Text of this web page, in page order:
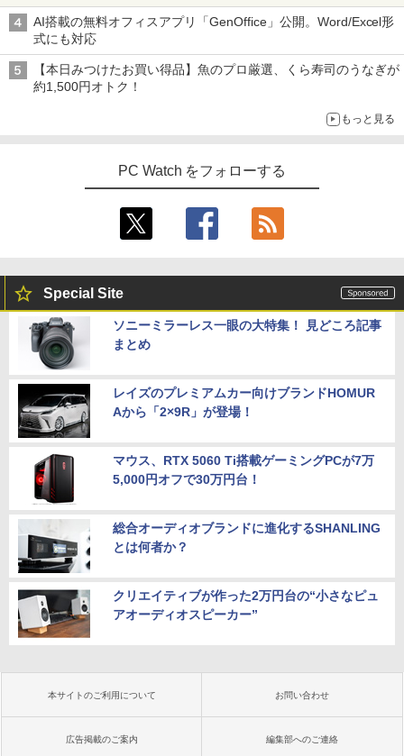
AI搭載の無料オフィスアプリ「GenOffice」公開。Word/Excel形
式にも対応
【本日みつけたお買い得品】魚のプロ厳選、くら寿司のうなぎが
約1,500円オトク！
もっと見る
PC Watch をフォローする
Special Site
ソニーミラーレス一眼の大特集！ 見どころ記事
まとめ
レイズのプレミアムカー向けブランドHOMUR
Aから「2×9R」が登場！
マウス、RTX 5060 Ti搭載ゲーミングPCが7万
5,000円オフで30万円台！
総合オーディオブランドに進化するSHANLING
とは何者か？
クリエイティブが作った2万円台の“小さなピュ
アオーディオスピーカー”
本サイトのご利用について お問い合わせ
広告掲載のご案内 編集部へのご連絡